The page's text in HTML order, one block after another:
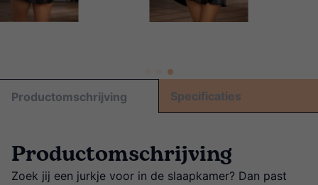
Productomschrijving Specificaties
Productomschrijving
Zoek jij een jurkje voor in de slaapkamer? Dan past